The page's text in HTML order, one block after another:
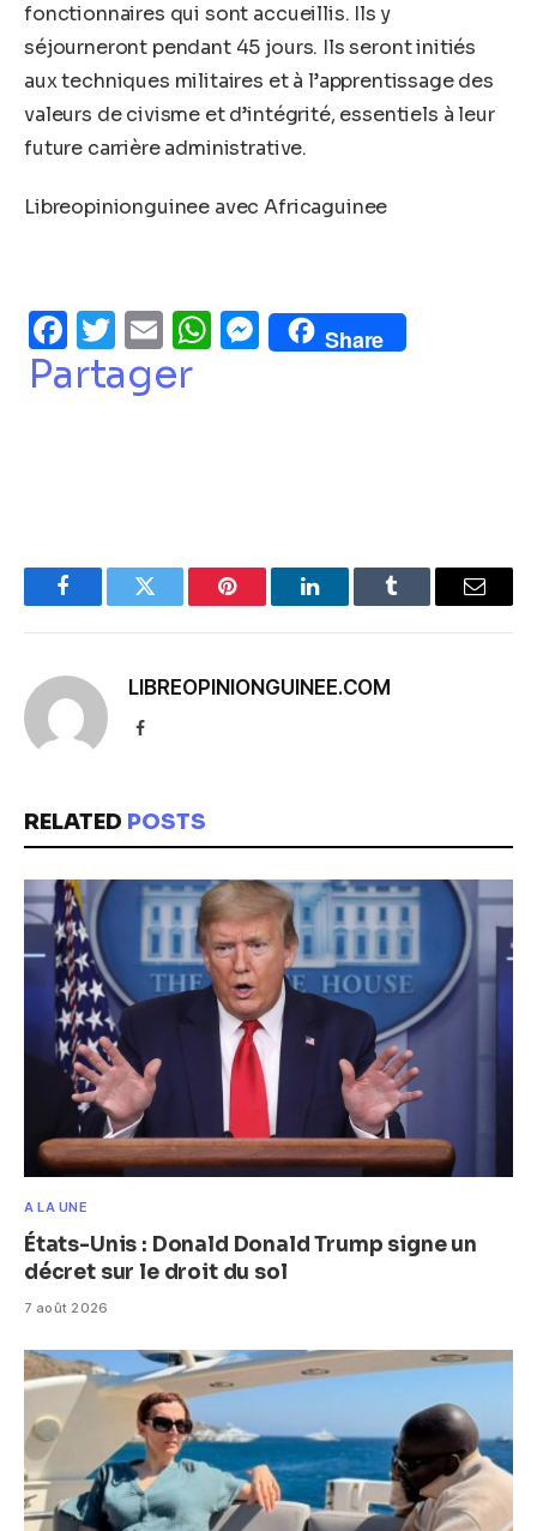
fonctionnaires qui sont accueillis. Ils y
séjourneront pendant 45 jours. Ils seront initiés
aux techniques militaires et à l’apprentissage des
valeurs de civisme et d’intégrité, essentiels à leur
future carrière administrative.
Libreopinionguinee avec Africaguinee
Facebook
Twitter
EmailWhatsApp
Messenger
Share
Partager
FacebookTwitter Pinterest LinkedInTumblr Email
LIBREOPINIONGUINEE.COM
Facebook
RELATED POSTS
A LA UNE
États-Unis : Donald Donald Trump signe un
décret sur le droit du sol
7 août 2026